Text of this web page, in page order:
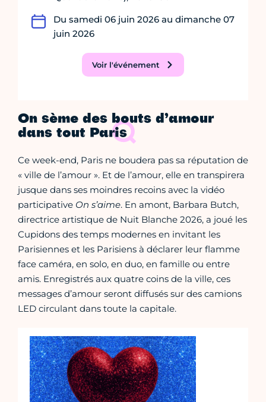
Du samedi 06 juin 2026 au dimanche 07
juin 2026
Voir l'événement
On sème des bouts d’amour
dans tout Paris
Ce week-end, Paris ne boudera pas sa réputation de
« ville de l’amour ». Et de l’amour, elle en transpirera
jusque dans ses moindres recoins avec la vidéo
participative On s’aime. En amont, Barbara Butch,
directrice artistique de Nuit Blanche 2026, a joué les
Cupidons des temps modernes en invitant les
Parisiennes et les Parisiens à déclarer leur flamme
face caméra, en solo, en duo, en famille ou entre
amis. Enregistrés aux quatre coins de la ville, ces
messages d’amour seront diffusés sur des camions
LED circulant dans toute la capitale.